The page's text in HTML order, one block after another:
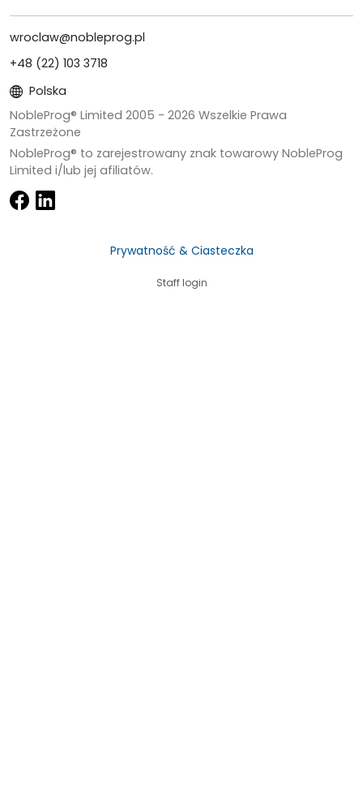
wroclaw@nobleprog.pl
+48 (22) 103 3718
Polska
NobleProg® Limited 2005 - 2026 Wszelkie Prawa
Zastrzeżone
NobleProg® to zarejestrowany znak towarowy NobleProg
Limited i/lub jej afiliatów.
Prywatność & Ciasteczka
Staff login